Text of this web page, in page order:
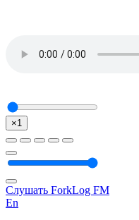
×1
Слушать ForkLog FM
En